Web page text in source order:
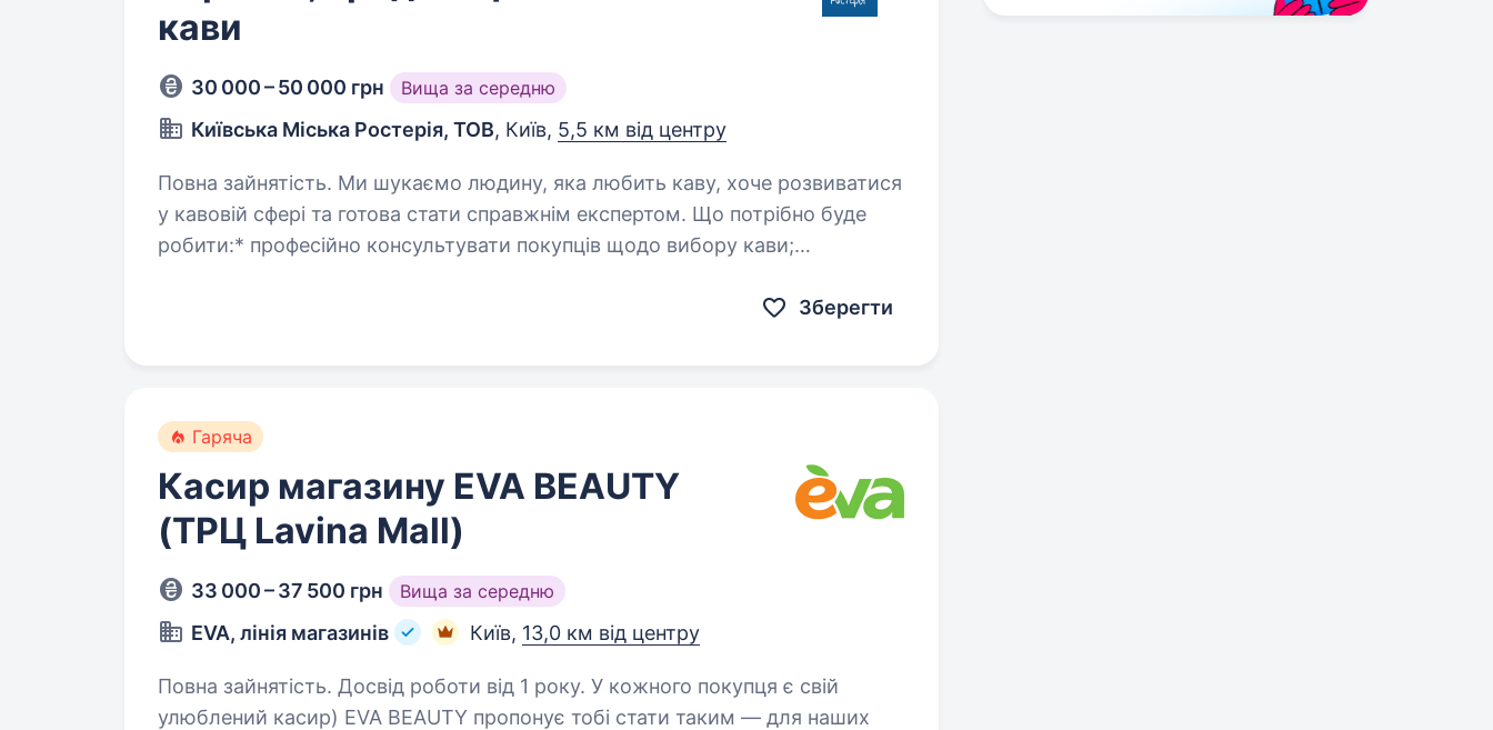
кави
30 000 – 50 000 грн Вища за середню
Київська Міська Ростерія, ТОВ, Київ, 5,5 км від центру
Повна зайнятість. Ми шукаємо людину, яка любить каву, хоче розвиватися
у кавовій сфері та готова стати справжнім експертом. Що потрібно буде
робити:* професійно консультувати покупців щодо вибору кави;
Зберегти
Гаряча
Касир магазину EVA BEAUTY
(ТРЦ Lavina Mall)
33 000 – 37 500 грн Вища за середню
EVA, лінія магазинів Київ, 13,0 км від центру
Повна зайнятість. Досвід роботи від 1 року. У кожного покупця є свій
улюблений касир) EVA BEAUTY пропонує тобі стати таким — для наших